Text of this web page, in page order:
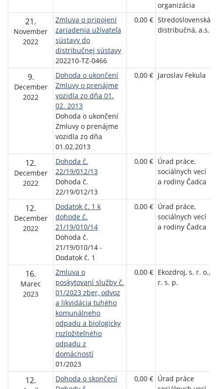
organizácia
21.
November
2022
Zmluva o pripojení
zariadenia užívateľa
sústavy do
distribučnej sústavy
202210-TZ-0466
0,00 € Stredoslovenská
distribučná, a.s.
9.
December
2022
Dohoda o ukončení
Zmluvy o prenájme
vozidla zo dňa 01.
02. 2013
Dohoda o ukončení
Zmluvy o prenájme
vozidla zo dňa
01.02.2013
0,00 € Jaroslav Fekula
12.
December
2022
Dohoda č.
22/19/012/13
Dohoda č.
22/19/012/13
0,00 € Úrad práce,
sociálnych vecí
a rodiny Čadca
12.
December
2022
Dodatok č. 1 k
dohode č.
21/19/010/14
Dohoda č.
21/19/010/14 -
Dodatok č. 1
0,00 € Úrad práce,
sociálnych vecí
a rodiny Čadca
16.
Marec
2023
Zmluva o
poskytovaní služby č.
01/2023 zber, odvoz
a likvidácia tuhého
komunálneho
odpadu a biologicky
rozložiteľného
odpadu z
domácností
01/2023
0,00 € Ekozdroj, s. r. o.,
r. s. p.
12.
Dohoda o skončení
0,00 € Úrad práce